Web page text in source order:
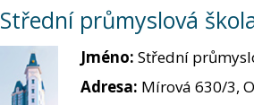
Střední průmyslová
Jméno: Střední
Adresa: Mírová 630/3,